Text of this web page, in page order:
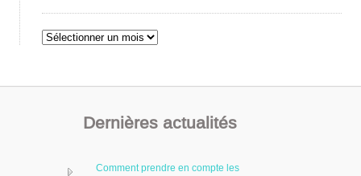
Archives
Dernières actualités
Comment prendre en compte les